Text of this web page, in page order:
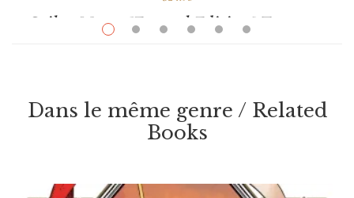
Sailor Moon [Eternal Edition] Tome 01
Dans le même genre / Related
Books